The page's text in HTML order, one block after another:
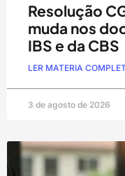
Resolução
muda nos
IBS e da CBS
LER MATERIA
3 de agosto de 2026